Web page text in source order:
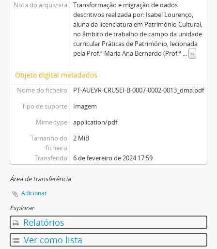
Nota do arquivista
Transformação e migração de dados
descritivos realizada por: Isabel Lourenço,
aluna da licenciatura em Património Cultural,
no âmbito de trabalho de campo da unidade
curricular Práticas de Património, lecionada
pela Prof.ª Maria Ana Bernardo (Prof.ª ... »
Objeto digital metadados
Nome do ficheiro
PT-AUEVR-CRUSEI-B-0007-0002-0013_dma.pdf
Tipo de suporte
Imagem
Mime-type
application/pdf
Tamanho do
ficheiro
2 MiB
Transferido 6 de fevereiro de 2024 17:59
Área de transferência
Adicionar
Explorar
Relatórios
Ver como lista